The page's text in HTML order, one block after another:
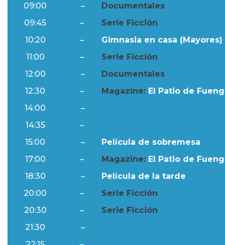
09:00
–
Documentales
09:45
–
Serie Ficción
10:20
–
Gimnasia en casa (Mayores)
11:00
–
Serie Ficción
12:00
–
Documentales
12:30
– Magazine: El Patio de
14:00
–
14:35
–
15:00
–
Película de sobremesa
17:00
– Magazine: El Patio de
18:30
–
Película de la tarde
20:00
–
Serie Ficción
20:30
–
Serie Ficción
21:30
–